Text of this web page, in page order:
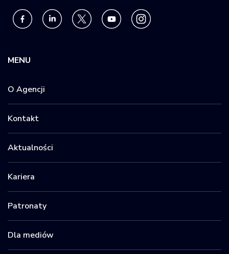
MENU
O Agencji
Kontakt
Aktualności
Kariera
Patronaty
Dla mediów